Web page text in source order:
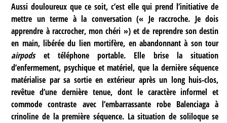
Aussi douloureux que ce soit, c’est elle qui prend l’initiative de
mettre un terme à la conversation (« Je raccroche. Je dois
apprendre à raccrocher, mon chéri ») et de reprendre son destin
en main, libérée du lien mortifère, en abandonnant à son tour
airpodset téléphone portable. Elle brise la situation
d’enfermement, psychique et matériel, que la dernière séquence
matérialise par sa sortie en extérieur après un long huis-clos,
revêtue d’une dernière tenue, dont le caractère informel et
commode contraste avec l’embarrassante robe Balenciaga à
crinoline de la première séquence. La situation de soliloque se